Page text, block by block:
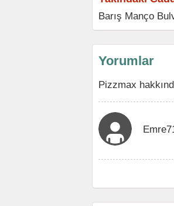
Barış Manço
Yorumlar
Pizzmax